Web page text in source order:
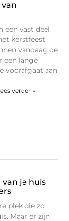
een vast deel
kerstfeest
vandaag de
een lange
voorafgaat aan
verder »
van je huis
plek die zo
Maar er zijn